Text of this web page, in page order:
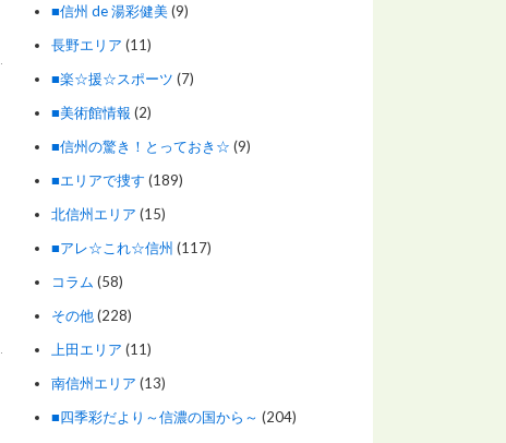
■信州 de 湯彩健美(9)
長野エリア (11)
■楽☆援☆スポーツ (7)
■美術館情報 (2)
■信州の驚き！とっておき☆ (9)
■エリアで捜す (189)
北信州エリア (15)
■アレ☆これ☆信州 (117)
コラム (58)
その他(228)
上田エリア (11)
南信州エリア (13)
■四季彩だより～信濃の国から～ (204)